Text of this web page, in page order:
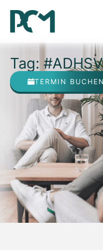
Tag:
TERMIN BUCHEN